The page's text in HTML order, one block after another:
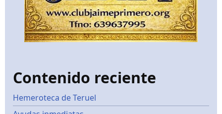
Contenido reciente
Hemeroteca de Teruel